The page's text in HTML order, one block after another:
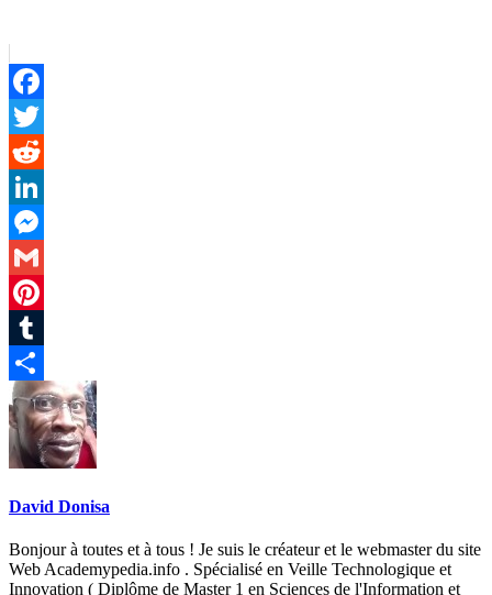
Facebook
Twitter
Reddit
LinkedIn
Messenger
Gmail
Pinterest
Tumblr
Partager
David Donisa
Bonjour à toutes et à tous ! Je suis le créateur et le webmaster du site
Web Academypedia.info . Spécialisé en Veille Technologique et
Innovation ( Diplôme de Master 1 en Sciences de l'Information et